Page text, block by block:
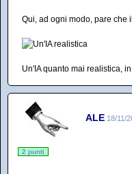
Qui, ad ogni modo, pare che
Un'IA quanto mai realistica,
ALE 18/11/
2 punti